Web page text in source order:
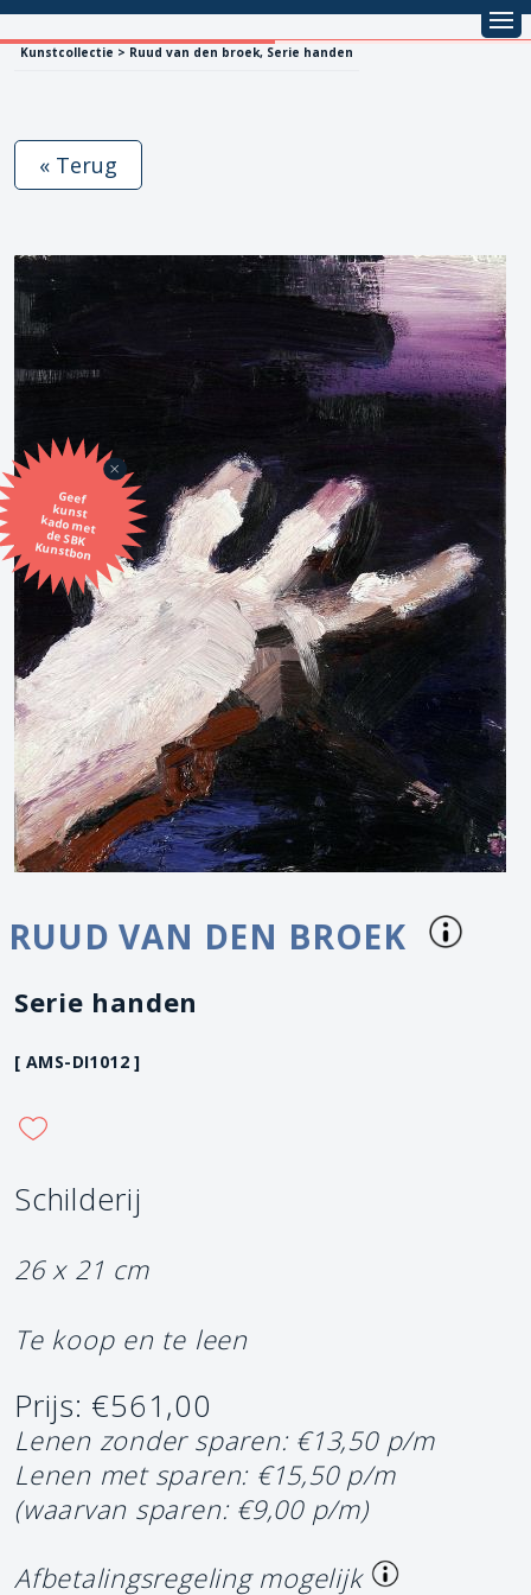
Kunstcollectie > Ruud van den broek, Serie handen
Geef
kunst
kado met
de SBK
Kunstbon
« Terug
RUUD VAN DEN BROEK
Serie handen
[ AMS-DI1012 ]
Schilderij
26 x 21 cm
Te koop en te leen
Prijs: €561,00
Lenen zonder sparen: €13,50 p/m
Lenen met sparen: €15,50 p/m
(waarvan sparen: €9,00 p/m)
Afbetalingsregeling mogelijk